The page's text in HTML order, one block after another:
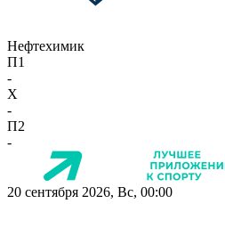
Нефтехимик
П1
-
X
-
П2
-
20 сентября 2026, Вс, 00:00